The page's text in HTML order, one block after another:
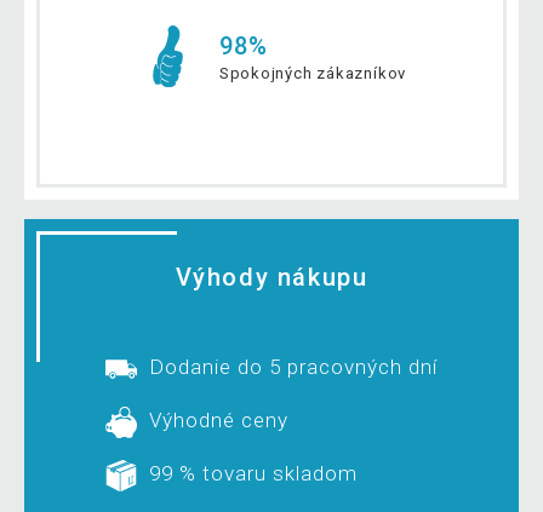
98%
Spokojných zákazníkov
Výhody nákupu
Dodanie do 5 pracovných dní
Výhodné ceny
99 % tovaru skladom